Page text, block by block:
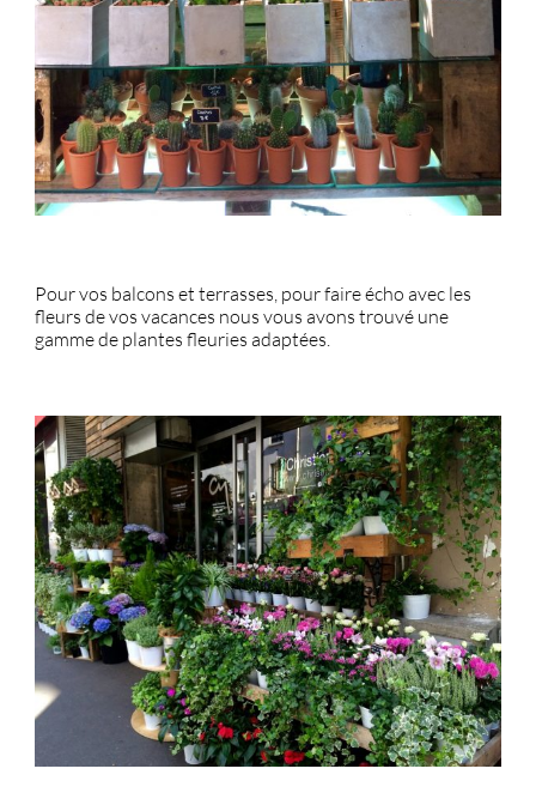
Pour vos balcons et terrasses, pour faire écho avec les
fleurs de vos vacances nous vous avons trouvé une
gamme de plantes fleuries adaptées.